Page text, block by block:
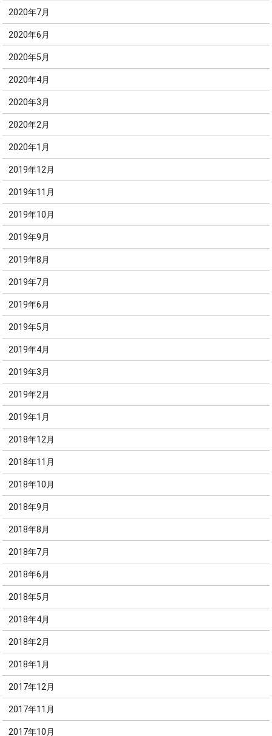
2020年7月
2020年6月
2020年5月
2020年4月
2020年3月
2020年2月
2020年1月
2019年12月
2019年11月
2019年10月
2019年9月
2019年8月
2019年7月
2019年6月
2019年5月
2019年4月
2019年3月
2019年2月
2019年1月
2018年12月
2018年11月
2018年10月
2018年9月
2018年8月
2018年7月
2018年6月
2018年5月
2018年4月
2018年2月
2018年1月
2017年12月
2017年11月
2017年10月